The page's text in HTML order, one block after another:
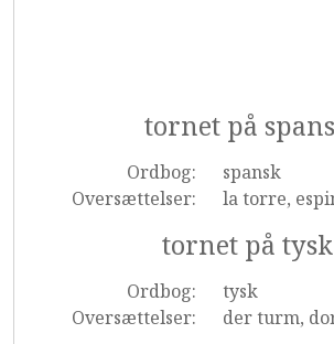
tornet på
Ordbog:
spansk
Oversættelser:
la torre,
tornet på tysk
Ordbog:
tysk
Oversættelser:
der turm,